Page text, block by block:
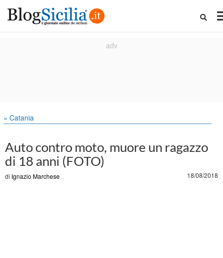
» Catania
Auto contro moto, muore un ragazzo
di 18 anni (FOTO)
di Ignazio Marchese 18/08/2018